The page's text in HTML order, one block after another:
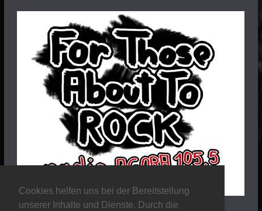
Cookies helfen uns bei der Bereitstellung
unserer Inhalte und Dienste. Durch die